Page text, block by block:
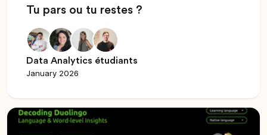
Tu pars ou tu restes ?
Data Analytics étudiants
January 2026